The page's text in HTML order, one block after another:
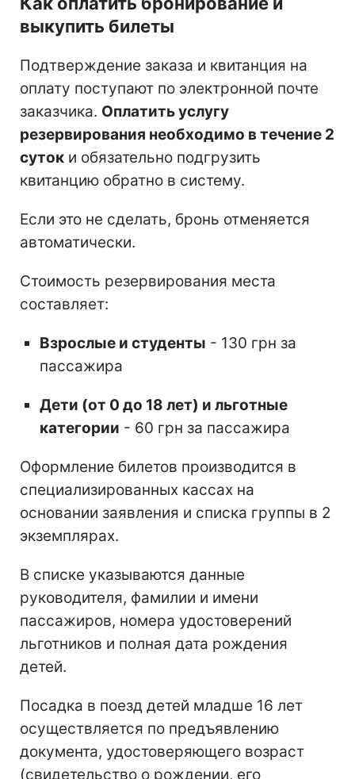
выкупить билеты
Подтверждение заказа и квитанция на
оплату поступают по электронной почте
заказчика. Оплатить услугу
резервирования необходимо в течение 2
суток и обязательно подгрузить
квитанцию обратно в систему.
Если это не сделать, бронь отменяется
автоматически.
Стоимость резервирования места
составляет:
Взрослые и студенты - 130 грн за
пассажира
Дети (от 0 до 18 лет) и льготные
категории - 60 грн за пассажира
Оформление билетов производится в
специализированных кассах на
основании заявления и списка группы в 2
экземплярах.
В списке указываются данные
руководителя, фамилии и имени
пассажиров, номера удостоверений
льготников и полная дата рождения
детей.
Посадка в поезд детей младше 16 лет
осуществляется по предъявлению
документа, удостоверяющего возраст
(свидетельство о рождении, его